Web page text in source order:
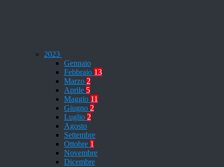
2023
Gennaio
Febbraio 13
Marzo 2
Aprile 5
Maggio 11
Giugno 2
Luglio 2
Agosto
Settembre
Ottobre 1
Novembre
Dicembre